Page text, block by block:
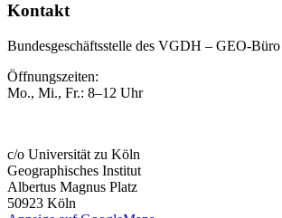
Kontakt
Bundesgeschäftsstelle des VGDH – GEO-Büro
Öffnungszeiten:
Mo., Mi., Fr.: 8–12 Uhr
c/o Universität zu Köln
Geographisches Institut
Albertus Magnus Platz
50923 Köln